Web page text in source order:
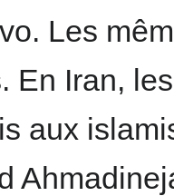
Les
En Iran,
aux